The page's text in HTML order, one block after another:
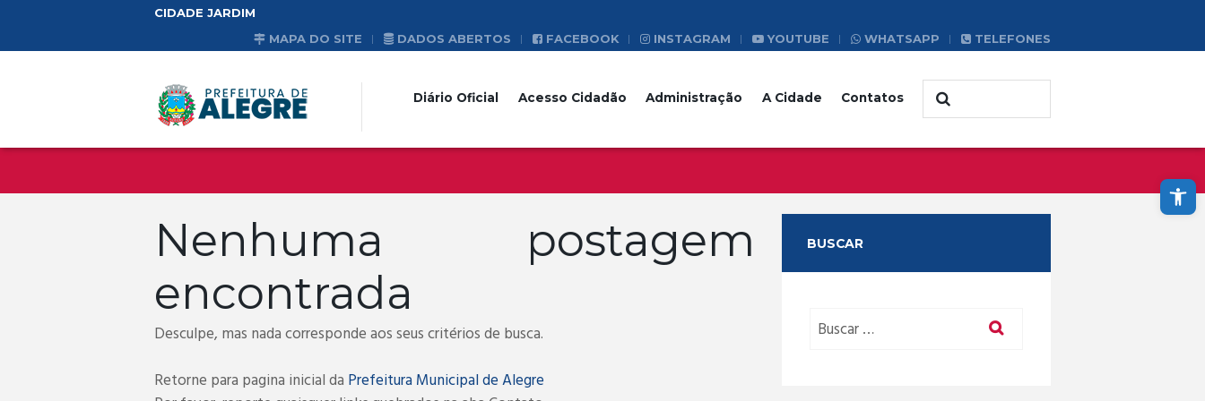
Abrir a barra de ferramentas
CIDADE JARDIM
MAPA DO SITE
DADOS ABERTOS FACEBOOK INSTAGRAM YOUTUBE WHATSAPP TELEFONES
Diário Oficial Acesso Cidadão Administração A Cidade Contatos
Nenhuma postagem
encontrada
Desculpe, mas nada corresponde aos seus critérios de busca.
Retorne para pagina inicial da Prefeitura Municipal de Alegre
BUSCAR